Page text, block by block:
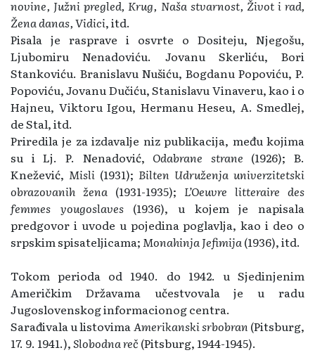
novine, Južni pregled, Krug, Naša stvarnost, Život i rad,
Žena danas, Vidici, itd.
Pisala je rasprave i osvrte o Dositeju, Njegošu,
Ljubomiru Nenadoviću. Jovanu Skerliću, Bori
Stankoviću. Branislavu Nušiću, Bogdanu Popoviću, P.
Popoviću, Jovanu Dučiću, Stanislavu Vinaveru, kao i o
Hajneu, Viktoru Igou, Hermanu Heseu, A. Smedlej,
de Stal, itd.
Priredila je za izdavalje niz publikacija, među kojima
su i Lj. P. Nenadović, Odabrane strane (1926); B.
Knežević, Misli (1931); Bilten Udruženja univerzitetski
obrazovanih žena (1931-1935); L’Oeuvre litteraire des
femmes yougoslaves (1936), u kojem je napisala
predgovor i uvode u pojedina poglavlja, kao i deo o
srpskim spisateljicama;Monahinja Jefimija(1936), itd.
Tokom perioda od 1940. do 1942. u Sjedinjenim
Američkim Državama učestvovala je u radu
Jugoslovenskog informacionog centra.
Sarađivala u listovimaAmerikanski srbobran (Pitsburg,
17. 9. 1941.),Slobodna reč (Pitsburg, 1944-1945).